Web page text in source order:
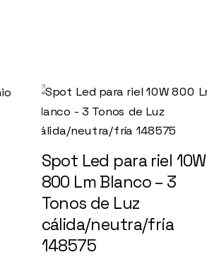
Spot Led para riel 10W
800 Lm Blanco – 3
Tonos de Luz
cálida/neutra/fría
148575